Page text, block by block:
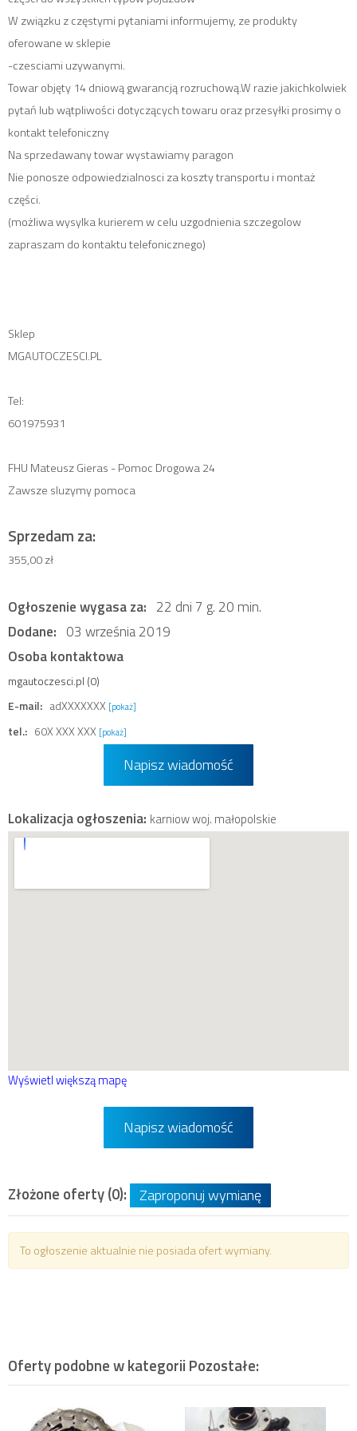
W związku z częstymi pytaniami informujemy, ze produkty
oferowane w sklepie
-czesciami uzywanymi.
Towar objęty 14 dniową gwarancją rozruchową.W razie jakichkolwiek
pytań lub wątpliwości dotyczących towaru oraz przesyłki prosimy o
kontakt telefoniczny
Na sprzedawany towar wystawiamy paragon
Nie ponosze odpowiedzialnosci za koszty transportu i montaż
części.
(możliwa wysylka kurierem w celu uzgodnienia szczegolow
zapraszam do kontaktu telefonicznego)
Sklep
MGAUTOCZESCI.PL
Tel:
601975931
FHU Mateusz Gieras - Pomoc Drogowa 24
Zawsze sluzymy pomoca
Sprzedam za:
355,00 zł
Ogłoszenie wygasa za: 22 dni 7 g. 20 min.
Dodane: 03 września 2019
Osoba kontaktowa
mgautoczesci.pl (0)
E-mail: adXXXXXXX [pokaż]
tel.: 60X XXX XXX [pokaż]
Napisz wiadomość
Lokalizacja ogłoszenia: karniow woj. małopolskie
Wyświetl większą mapę
Napisz wiadomość
Złożone oferty (0): Zaproponuj wymianę
To ogłoszenie aktualnie nie posiada ofert wymiany.
Oferty podobne w kategorii Pozostałe: